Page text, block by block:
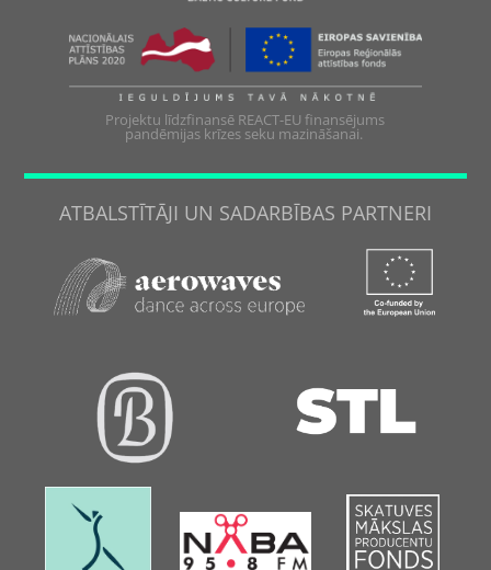
Projektu līdzfinansē REACT-EU finansējums
pandēmijas krīzes seku mazināšanai.
ATBALSTĪTĀJI UN SADARBĪBAS PARTNERI